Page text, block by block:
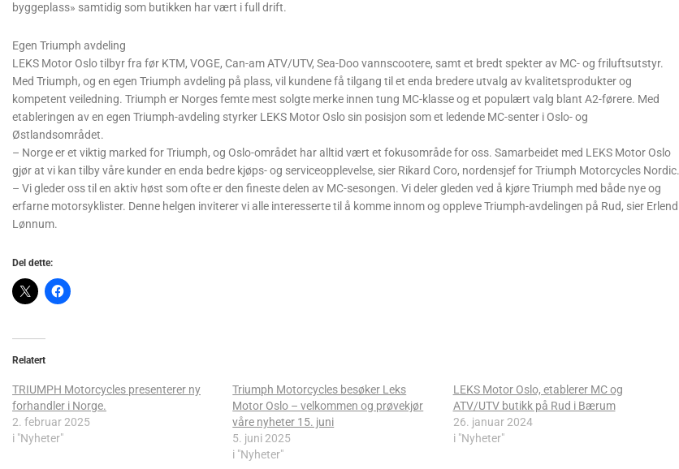
byggeplass» samtidig som butikken har vært i full drift.
Egen Triumph avdeling
LEKS Motor Oslo tilbyr fra før KTM, VOGE, Can-am ATV/UTV, Sea-Doo vannscootere, samt et bredt spekter av MC- og friluftsutstyr.
Med Triumph, og en egen Triumph avdeling på plass, vil kundene få tilgang til et enda bredere utvalg av kvalitetsprodukter og
kompetent veiledning. Triumph er Norges femte mest solgte merke innen tung MC-klasse og et populært valg blant A2-førere. Med
etableringen av en egen Triumph-avdeling styrker LEKS Motor Oslo sin posisjon som et ledende MC-senter i Oslo- og
Østlandsområdet.
– Norge er et viktig marked for Triumph, og Oslo-området har alltid vært et fokusområde for oss. Samarbeidet med LEKS Motor Oslo
gjør at vi kan tilby våre kunder en enda bedre kjøps- og serviceopplevelse, sier Rikard Coro, nordensjef for Triumph Motorcycles Nordic.
– Vi gleder oss til en aktiv høst som ofte er den fineste delen av MC-sesongen. Vi deler gleden ved å kjøre Triumph med både nye og
erfarne motorsyklister. Denne helgen inviterer vi alle interesserte til å komme innom og oppleve Triumph-avdelingen på Rud, sier Erlend
Lønnum.
Del dette:
Relatert
TRIUMPH Motorcycles presenterer ny
forhandler i Norge.
2. februar 2025
i "Nyheter"
Triumph Motorcycles besøker Leks
Motor Oslo – velkommen og prøvekjør
våre nyheter 15. juni
5. juni 2025
i "Nyheter"
LEKS Motor Oslo, etablerer MC og
ATV/UTV butikk på Rud i Bærum
26. januar 2024
i "Nyheter"